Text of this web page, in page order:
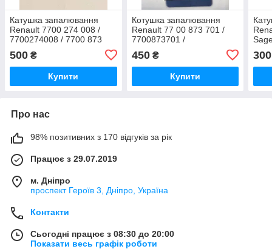
Катушка запалювання
Renault 7700 274 008 /
7700274008 / 7700 873
2526151A
500 ₴
Купити
Котушка запалювання
Renault 77 00 873 701 /
7700873701 /
7700872449E / 2526078A
450₴
Купити
300
Про нас
98% позитивних з 170 відгуків за рік
Працює з 29.07.2019
м. Дніпро
проспект Героїв 3, Дніпро, Україна
Контакти
Сьогодні працює з 08:30 до 20:00
Показати весь графік роботи